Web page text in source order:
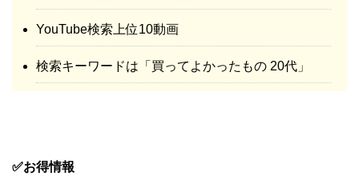
YouTube検索上位10動画
検索キーワードは「買ってよかったもの 20代」
✅お得情報